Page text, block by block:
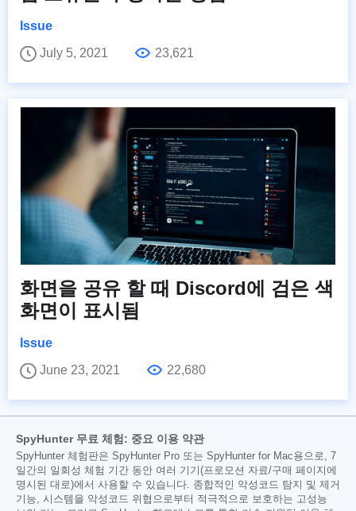
Issue
July 5, 2021
23,621
화면을 공유 할 때 Discord에 검은 색
화면이 표시됨
Issue
June 23, 2021
22,680
SpyHunter 무료 체험: 중요 이용 약관
SpyHunter 체험판은 SpyHunter Pro 또는 SpyHunter for Mac용으로, 7
일간의 일회성 체험 기간 동안 여러 기기(프로모션 자료/구매 페이지에
명시된 대로)에서 사용할 수 있습니다. 종합적인 악성코드 탐지 및 제거
기능, 시스템을 악성코드 위협으로부터 적극적으로 보호하는 고성능